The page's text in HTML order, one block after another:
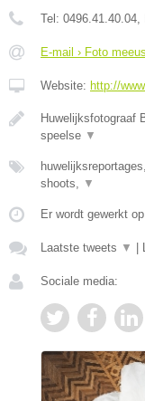
Tel: 0496.41.40.04
E-mail › Foto meeus
Website: http://
Huwelijksfotograaf
speelse ▼
shoots,
▼
Er wordt gewerkt
Laatste tweets ▼
Sociale media: